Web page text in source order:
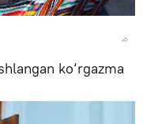
ko‘rgazma